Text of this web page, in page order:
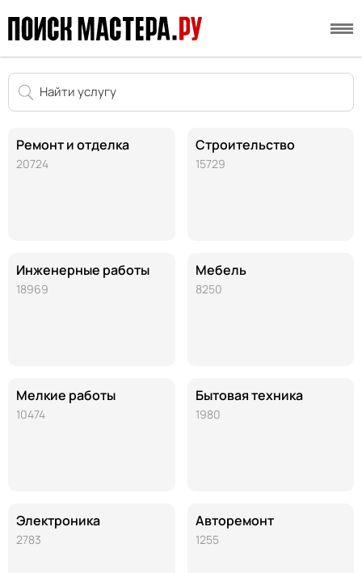
Ремонт и отделка
20724
Инженерные работы
18969
Мелкие работы
10474
Электроника
2783
Строительство
15729
Мебель
8250
Бытовая техника
1980
Авторемонт
1255